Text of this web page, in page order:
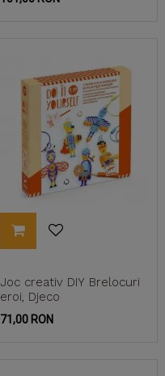
Joc creativ DIY Brelocuri
eroi, Djeco
Pret
71,00 RON